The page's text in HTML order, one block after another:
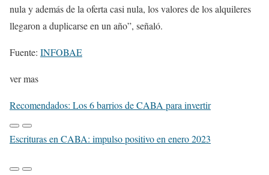
nula y además de la oferta casi nula, los valores de los alquileres
llegaron a duplicarse en un año”, señaló.
Fuente: INFOBAE
ver mas
Recomendados: Los 6 barrios de CABA para invertir
Escrituras en CABA: impulso positivo en enero 2023